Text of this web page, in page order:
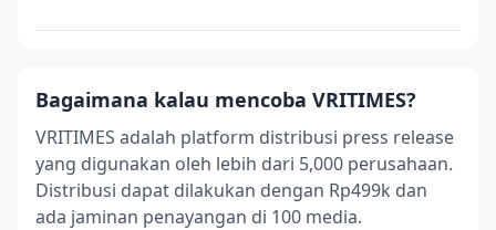
Bagaimana kalau mencoba VRITIMES?
VRITIMES adalah platform distribusi press release
yang digunakan oleh lebih dari 5,000 perusahaan.
Distribusi dapat dilakukan dengan Rp499k dan
ada jaminan penayangan di 100 media.